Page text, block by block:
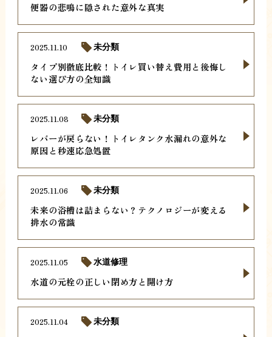
便器の悲鳴に隠された意外な真実
タイプ別徹底比較！トイレ買い替え費用と後悔し
ない選び方の全知識
2025.11.10 未分類
レバーが戻らない！トイレタンク水漏れの意外な
原因と秒速応急処置
2025.11.08 未分類
未来の浴槽は詰まらない？テクノロジーが変える
排水の常識
2025.11.06 未分類
水道の元栓の正しい閉め方と開け方
2025.11.05 水道修理
2025.11.04 未分類